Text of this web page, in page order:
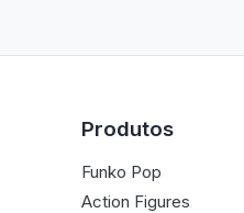
Produtos
Funko Pop
Action Figures